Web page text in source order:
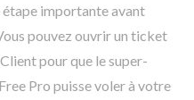
importante avant
pouvez ouvrir un ticket
pour que le super-
Pro puisse voler à votre